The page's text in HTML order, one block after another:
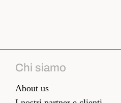
Chi siamo
About us